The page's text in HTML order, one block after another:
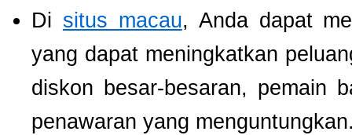
Di situs macau, Anda dapat
yang dapat meningkatkan
diskon besar-besaran, pemain
penawaran yang